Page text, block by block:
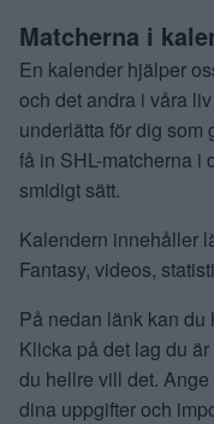
Matcherna i
En kalender hjälper
och det andra i våra
underlätta för dig som
få in SHL-matcherna i
smidigt sätt.
Kalendern innehåller
Fantasy, videos,
På nedan länk kan du
Klicka på det lag du
du hellre vill det.
dina uppgifter och